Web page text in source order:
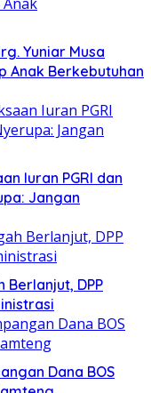
Yuniar Musa
Anak Berkebutuhan
Iuran PGRI dan
Jangan
Berlanjut, DPP
Dana BOS